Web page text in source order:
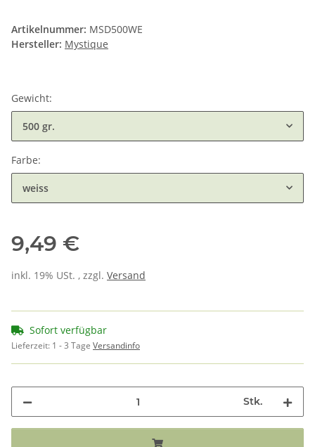
Artikelnummer: MSD500WE
Hersteller: Mystique
Gewicht:
500 gr.
Farbe:
weiss
9,49 €
inkl. 19% USt. , zzgl. Versand
Sofort verfügbar
Lieferzeit: 1 - 3 Tage Versandinfo
Stk.